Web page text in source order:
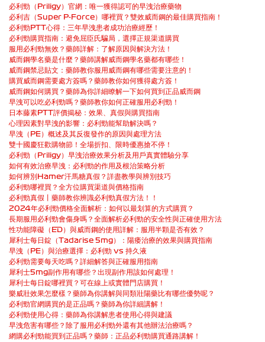
必利勁（Priligy）官網：唯一獲得認可的早洩治療藥物
必利吉（Super P-Force）哪裡買？雙效威而鋼的最佳購買指南！
必利勁PTT心得：三年早洩患者成功治療經歷！
必利勁購買指南：避免屈臣氏騙局，選擇正規渠道購買
服用必利勁無效？藥師詳解：了解原因與解決方法！
威而鋼學名藥是什麼？藥師講解威而鋼學名藥都有哪些！
威而鋼禁忌貼文：藥師教你服用威而鋼有哪些需要注意的！
購買威而鋼需要處方簽嗎？藥師教你如何獲得處方簽！
威而鋼如何購買？藥師為你詳細瞭解一下如何買到正品威而鋼
早洩可以吃必利勁嗎？藥師教你如何正確服用必利勁！
日本藤素PTT評價揭秘：效果、真假與購買指南
心理因素對早洩的影響：必利勁能幫助解決嗎？
早洩（PE）概述及其反復發作的原因與處理方法
雙十國慶狂歡購物節！全場折扣、限時優惠搶不停！
必利勁（Priligy）早洩治療效果分析及用戶真實體驗分享
如何有效治療早洩：必利勁的作用及根治策略分析
如何辨別Hamer汗馬糖真假？詳盡教學與辨別技巧
必利勁哪裡買？全方位購買渠道與價格指南
必利勁真假丨藥師教你辨識必利勁真假方法！！
2024年必利勁價格全面解析：如何以最划算的方式購買？
長期服用必利勁會傷身嗎？全面解析必利勁的安全性與正確使用方法
性功能障礙（ED）與威而鋼的使用詳解：服用半顆是否有效？
犀利士每日錠（Tadarise 5mg）：陽痿治療的效果與購買指南
早洩（PE）與治療選擇：必利勁 vs 持久液
必利勁需要每天吃嗎？詳細解答與正確服用指南
犀利士5mg副作用有哪些？出現副作用該如何處理！
犀利士每日錠哪裡買？可在線上或實體門店購買！
樂威壯效果怎麼樣？藥師為你講解與同類壯陽藥比有哪些優勢呢？
必利勁官網購買的是正品嗎？藥師為你詳細講解！
必利勁使用心得：藥師為你講解患者使用心得與建議
早洩危害有哪些？除了服用必利勁外還有其他辦法治療嗎？
網購必利勁能買到正品嗎？藥師：正品必利勁購買通路講解！